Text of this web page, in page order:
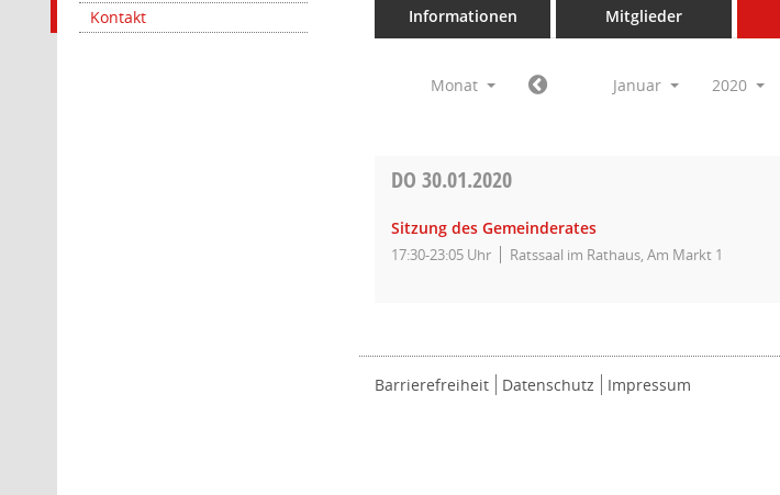
Kontakt
Informationen Mitglieder
Monat Januar 2020
DO30.01.2020
Sitzung des Gemeinderates
17:30-23:05 Uhr Ratssaal im Rathaus, Am Markt 1
Barrierefreiheit Datenschutz Impressum